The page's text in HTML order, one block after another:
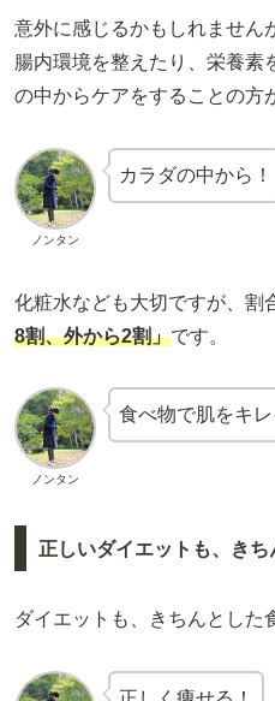
意外に感じるかもしれません
腸内環境を整えたり、栄養素
の中からケアをすることの方
ノンタン
カラダの中から！
化粧水なども大切ですが、割
8割、外から2割」です。
ノンタン
食べ物で肌をキレ
正しいダイエットも、き
ダイエットも、きちんとした